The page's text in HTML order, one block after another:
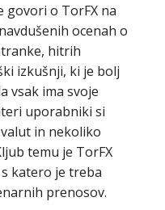
govori o TorFX na
ocenah o
hitrih
izkušnji, ki je bolj
vsak ima svoje
uporabniki si
in nekoliko
temu je TorFX
katero je treba
prenosov.